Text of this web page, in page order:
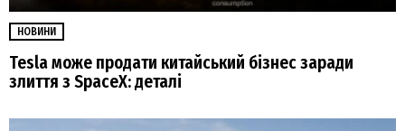
НОВИНИ
Tesla може продати китайський бізнес заради
злиття з SpaceX: деталі